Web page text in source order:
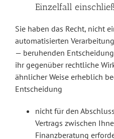
Einzelfall
Sie haben das Recht, nicht
automatisierten
— beruhenden
ihr gegenüber rechtliche
ähnlicher Weise erheblich
Entscheidung
nicht für den
Vertrags zwischen
Finanzberatung